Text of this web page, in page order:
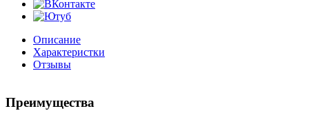
Описание
Характеристки
Отзывы
Преимущества